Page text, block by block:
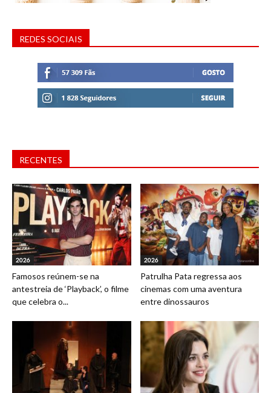
REDES SOCIAIS
RECENTES
2026
Famosos reúnem-se na
antestreia de ‘Playback’, o filme
que celebra o...
2026
Patrulha Pata regressa aos
cinemas com uma aventura
entre dinossauros